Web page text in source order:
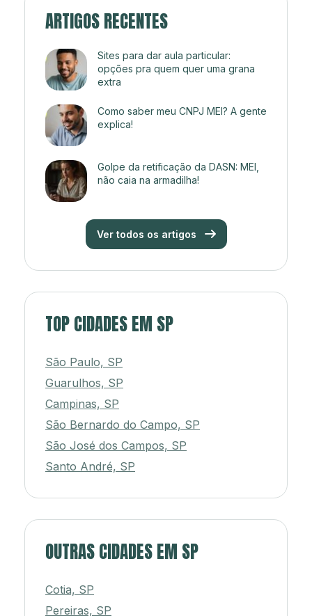
ARTIGOS RECENTES
Sites para dar aula particular:
opções pra quem quer uma grana
extra
Como saber meu CNPJ MEI? A gente
explica!
Golpe da retificação da DASN: MEI,
não caia na armadilha!
Ver todos os artigos
TOP CIDADES EM SP
São Paulo, SP
Guarulhos, SP
Campinas, SP
São Bernardo do Campo, SP
São José dos Campos, SP
Santo André, SP
OUTRAS CIDADES EM SP
Cotia, SP
Pereiras, SP